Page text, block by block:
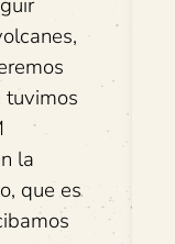
tuvimos
la
que es